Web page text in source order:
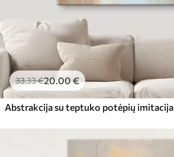
33.33€20.00€
Abstrakcija su teptuko potėpių imitacija